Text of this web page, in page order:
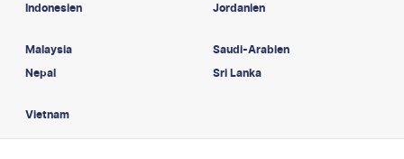
Indonesien
Jordanien
Malaysia
Nepal
Saudi-Arabien
Sri Lanka
Vietnam